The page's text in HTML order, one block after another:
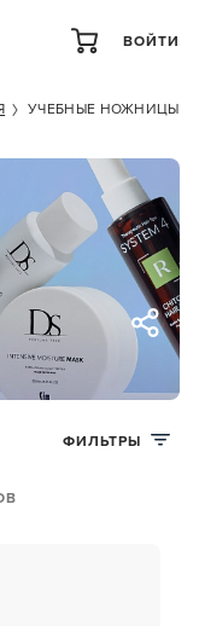
ВОЙТИ
УЧЕБНЫЕ НОЖНИЦЫ
ФИЛЬТРЫ